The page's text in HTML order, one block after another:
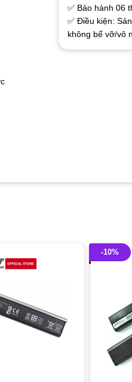
✅ Bảo hành 06
✅ Điều kiện:
không bể vỡ/vô
-10%